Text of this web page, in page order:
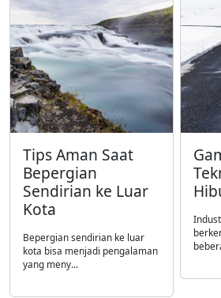
Tips Aman Saat
Bepergian
Sendirian ke Luar
Kota
Bepergian sendirian ke luar
kota bisa menjadi pengalaman
yang meny...